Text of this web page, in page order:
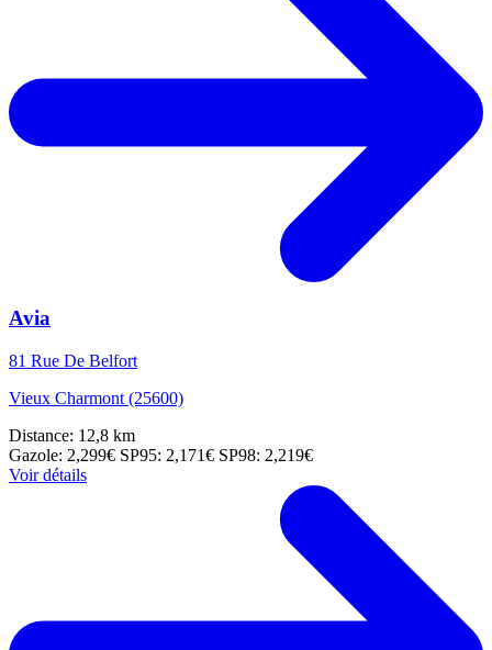
Avia
81 Rue De Belfort
Vieux Charmont (25600)
Distance: 12,8 km
Gazole: 2,299€ SP95: 2,171€ SP98: 2,219€
Voir détails